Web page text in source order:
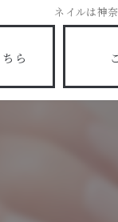
ネイルは神
ら